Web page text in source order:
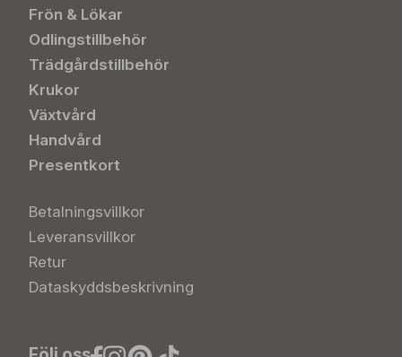
Frön & Lökar
Odlingstillbehör
Trädgårdstillbehör
Krukor
Växtvård
Handvård
Presentkort
Betalningsvillkor
Leveransvillkor
Retur
Dataskyddsbeskrivning